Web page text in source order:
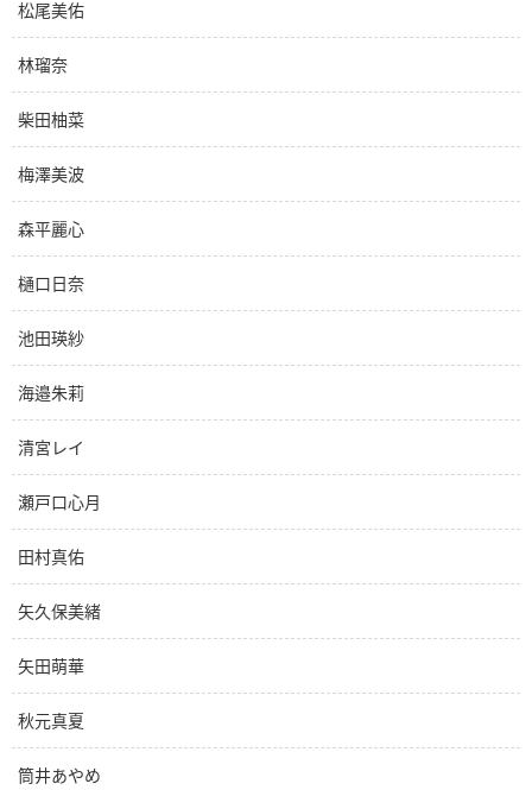
松尾美佑
林瑠奈
柴田柚菜
梅澤美波
森平麗心
樋口日奈
池田瑛紗
海邉朱莉
清宮レイ
瀬戸口心月
田村真佑
矢久保美緒
矢田萌華
秋元真夏
筒井あやめ